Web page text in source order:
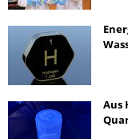
Aus